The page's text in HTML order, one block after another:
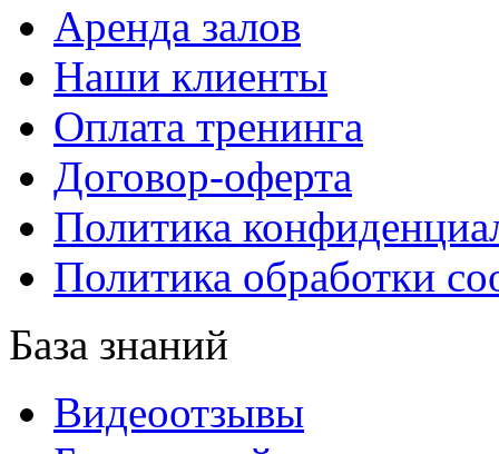
Аренда залов
Наши клиенты
Оплата тренинга
Договор-оферта
Политика
Политика обработки
База знаний
Видеоотзывы